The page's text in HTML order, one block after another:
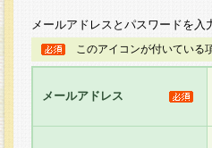
メールアドレスとパスワードを入
このアイコンが付いている
メールアドレス